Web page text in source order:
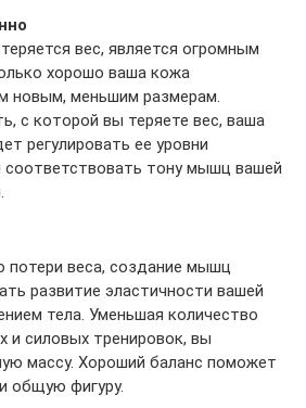
вес, является огромным
хорошо ваша кожа
новым, меньшим размерам.
с которой вы теряете вес, ваша
регулировать ее уровни
соответствовать тону мышц вашей
веса, создание мышц
развитие эластичности вашей
тела. Уменьшая количество
и силовых тренировок, вы
массу. Хороший баланс поможет
общую фигуру.